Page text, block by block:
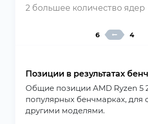
2 большее количество ядер
6 4
Позиции в результатах
Общие позиции AMD Ryzen 5
популярных бенчмарках, для
другими моделями.